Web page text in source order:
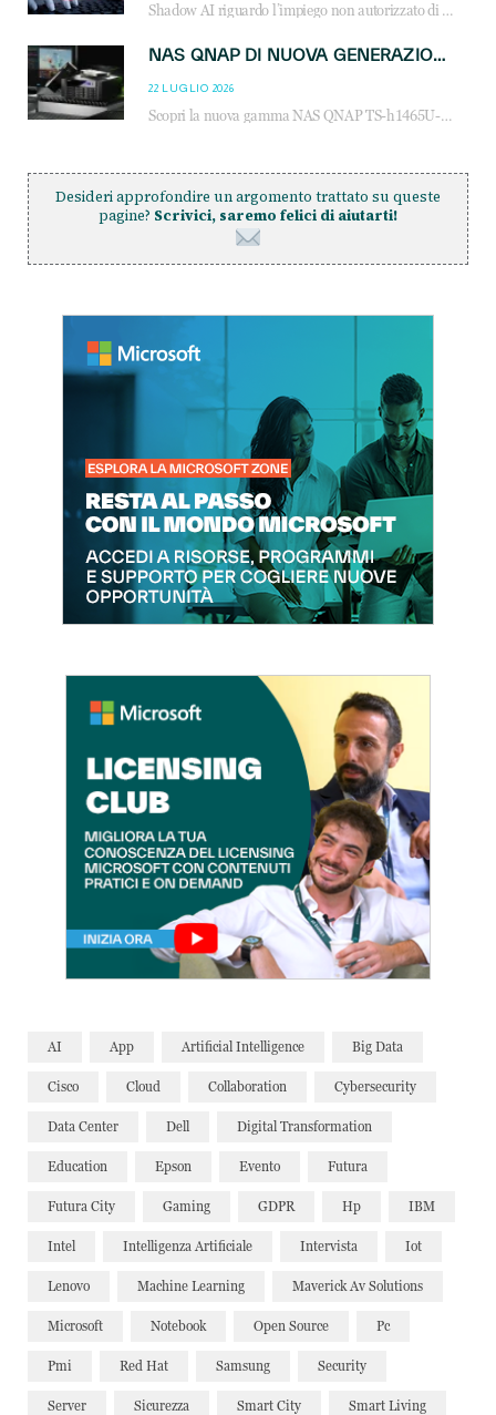
Shadow AI riguardo l’impiego non autorizzato di sistemi AI all’interno dell’azienda. E’ una pratica che si diffonde a partire dai dipendenti fino ai dirigenti e mette a repentaglio la cybersecurity, con costi più elevati per le organizzazioni. Due recenti report illustrano il fenomeno e forniscono dati in merito
NAS QNAP DI NUOVA GENERAZIONE: PIÙ PRESTAZIONI, SCALABILITÀ E PROTEZIONE DEI DATI PER LE INFRASTRUTTURE IT MODERNE
22 LUGLIO 2026
Scopri la nuova gamma NAS QNAP TS-h1465U-RP, TS-h1065eU e TS-h665U: storage aziendale con ZFS, DDR5, E1.S NVMe e connettività 2.5GbE per backup, virtualizzazione e cybersecurity.
Desideri approfondire un argomento trattato su queste
pagine? Scrivici, saremo felici di aiutarti!
AI App Artificial Intelligence Big Data
Cisco Cloud Collaboration Cybersecurity
Data Center Dell Digital Transformation
Education Epson Evento Futura
Futura City Gaming GDPR Hp IBM
Intel Intelligenza Artificiale Intervista Iot
Lenovo Machine Learning Maverick Av Solutions
Microsoft Notebook Open Source Pc
Pmi Red Hat Samsung Security
Server Sicurezza Smart City Smart Living